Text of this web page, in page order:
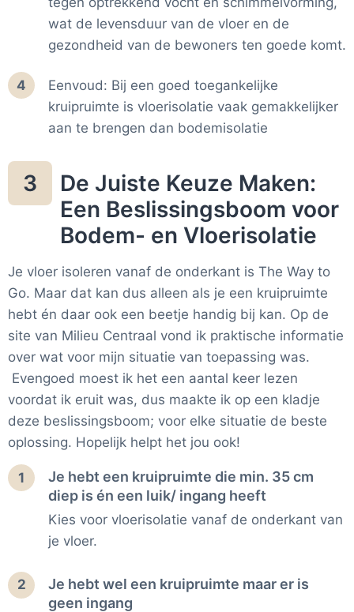
wat de levensduur van de vloer en de
gezondheid van de bewoners ten goede komt.
4
Eenvoud: Bij een goed toegankelijke
kruipruimte is vloerisolatie vaak gemakkelijker
aan te brengen dan bodemisolatie
3
De Juiste Keuze Maken:
Een Beslissingsboom voor
Bodem- en Vloerisolatie
Je vloer isoleren vanaf de onderkant is The Way to
Go. Maar dat kan dus alleen als je een kruipruimte
hebt én daar ook een beetje handig bij kan. Op de
site van Milieu Centraal vond ik praktische informatie
over wat voor mijn situatie van toepassing was.
Evengoed moest ik het een aantal keer lezen
voordat ik eruit was, dus maakte ik op een kladje
deze beslissingsboom; voor elke situatie de beste
oplossing. Hopelijk helpt het jou ook!
1
Je hebt een kruipruimte die min. 35 cm
diep is én een luik/ ingang heeft
Kies voor vloerisolatie vanaf de onderkant van
je vloer.
2
Je hebt wel een kruipruimte maar er is
geen ingang